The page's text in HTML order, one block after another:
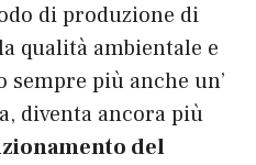
di produzione di
qualità ambientale e
sempre più anche un’
diventa ancora più
del